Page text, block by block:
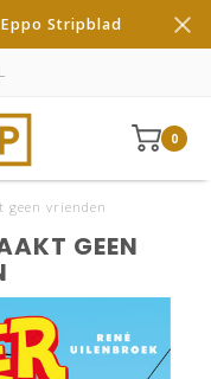
Stripblad
0
geen vrienden
GEEN